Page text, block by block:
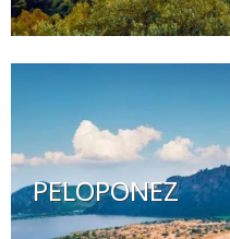
PELOPONEZ